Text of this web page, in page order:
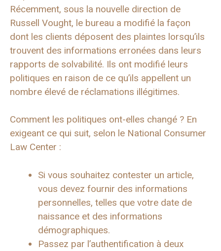
Récemment, sous la nouvelle direction de
Russell Vought, le bureau a modifié la façon
dont les clients déposent des plaintes lorsqu’ils
trouvent des informations erronées dans leurs
rapports de solvabilité. Ils ont modifié leurs
politiques en raison de ce qu’ils appellent un
nombre élevé de réclamations illégitimes.
Comment les politiques ont-elles changé ? En
exigeant ce qui suit, selon le National Consumer
Law Center :
Si vous souhaitez contester un article,
vous devez fournir des informations
personnelles, telles que votre date de
naissance et des informations
démographiques.
Passez par l’authentification à deux